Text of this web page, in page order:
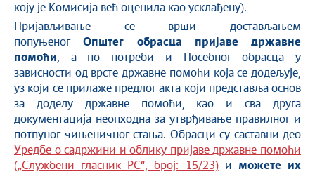
коју је Комисија већ оценила као усклађену).
Пријављивање се врши достављањем
попуњеногОпштег обрасца пријаве државне
помоћи, а по потреби и Посебног обрасца у
зависности од врсте државне помоћи која се додељује,
уз који се прилаже предлог акта који представља основ
за доделу државне помоћи, као и сва друга
документација неопходна за утврђивање правилног и
потпуног чињеничног стања. Обрасци су саставни део
Уредбe о садржини и облику пријаве државне помоћи
(„Службени гласник РС“, број: 15/23)и можете их